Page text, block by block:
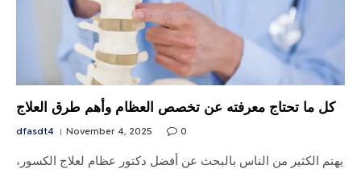
كل ما تحتاج معرفته عن تخصص العظام وأهم طرق العلاج
dfasdt4 November 4, 2025 0
يهتم الكثير من الناس بالبحث عن أفضل دكتور عظام لعلاج الكسور،